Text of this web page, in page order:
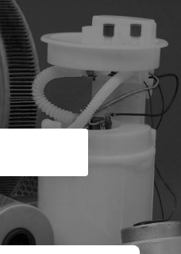
Найти